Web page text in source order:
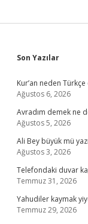
Sidebar
Son Yazılar
Kur’an neden
Ağustos 6, 2026
Avradım demek ne
Ağustos 5, 2026
Ali Bey büyük mü
Ağustos 3, 2026
Telefondaki duvar
Temmuz 31, 2026
Yahudiler kaymak
Temmuz 29, 2026